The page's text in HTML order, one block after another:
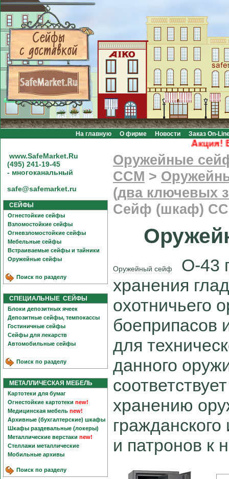
На главную О фирме Новости Заказ On-
Акция!
www.SafeMarket.Ru
(495) 241-19-45
- многоканальный
safe@safemarket.ru
СЕЙФЫ
Огнестойкие сейфы
Взломостойкие сейфы
Огневзломостойкие сейфы
Мебельные сейфы
Встраиваемые сейфы и тайники
Оружейные сейфы
Поиск по разделу
СПЕЦИАЛЬНЫЕ СЕЙФЫ
Блоки депозитных ячеек
Депозитные сейфы, темпокассы
Гостиничные сейфы
Сейфы для лекарств
Автомобильные сейфы
Поиск по разделу
МЕТАЛЛИЧЕСКАЯ МЕБЕЛЬ
Картотеки для бумаг
Огнестойкие картотеки new!
Медицинская мебель new!
Архивные (бухгалтерские) шкафы
Шкафы раздевальные (локеры)
Металлические верстаки new!
Стеллажи металлические
Мобильные архивы
Поиск по разделу
Оружейные
CCM >
(два ключевых
Сейф (шкаф)
Оружейный сейф
О-43
хранения
охотничьего
боеприпасов
для
данного
хранению
и патронов к